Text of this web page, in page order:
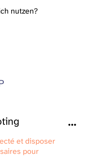
nutzen?
et disposer
pour